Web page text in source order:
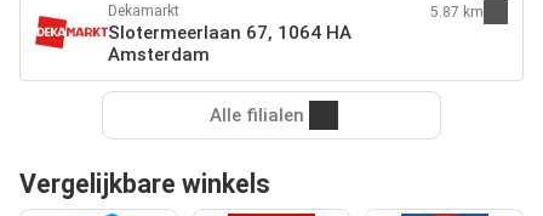
Dekamarkt
Slotermeerlaan 67, 1064 HA
Amsterdam
5.87 km
Alle filialen
Vergelijkbare winkels